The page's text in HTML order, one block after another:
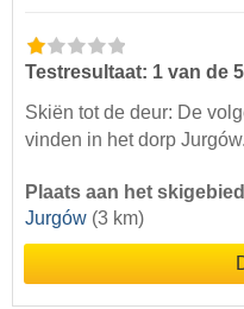
Testresultaat: 1 van de
Skiën tot de deur: De
vinden in het dorp Jurgów.
Plaats aan het
Jurgów (3 km)